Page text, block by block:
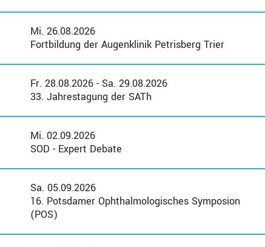
Mi. 26.08.2026
Fortbildung der Augenklinik Petrisberg Trier
Fr. 28.08.2026 - Sa. 29.08.2026
33. Jahrestagung der SATh
Mi. 02.09.2026
SOD - Expert Debate
Sa. 05.09.2026
16. Potsdamer Ophthalmologisches Symposion
(POS)